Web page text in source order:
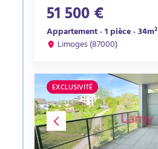
51 500 €
Appartement · 1 pièce · 34m²
Limoges (87000)
EXCLUSIVITÉ